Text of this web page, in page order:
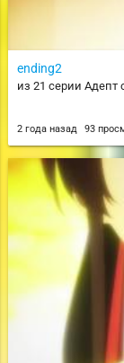
ending2
из 21 серии Адепт
2 года назад 93